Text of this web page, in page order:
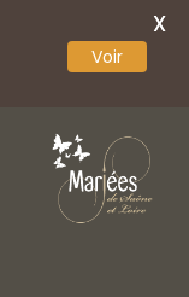
Voir
X